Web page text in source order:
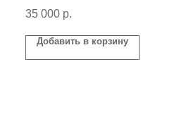
35 000 р.
Добавить в корзину